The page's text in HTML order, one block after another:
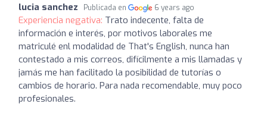
lucia sanchez Publicada en 6 years ago
Experiencia negativa: Trato indecente, falta de
información e interés, por motivos laborales me
matriculé enl modalidad de That's English, nunca han
contestado a mis correos, difícilmente a mis llamadas y
jamás me han facilitado la posibilidad de tutorías o
cambios de horario. Para nada recomendable, muy poco
profesionales.